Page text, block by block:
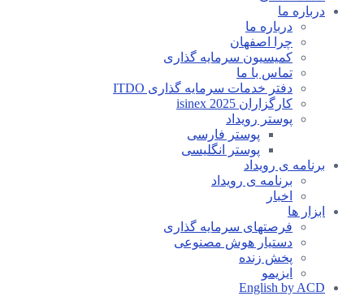
درباره ما
درباره ما
چرا اصفهان
کمیسیون سرمایه گذاری
تماس با ما
دفتر خدمات سرمایه گذاری ITDO
کارگزاران isinex 2025
پوستر رویداد
پوستر فارسی
پوستر انگلیسی
برنامه ی رویداد
برنامه ی رویداد
اخبار
ابزار ها
فرصتهای سرمایه گذاری
دستیار هوش مصنوعی
پخش زنده
ایزیمو
English by ACD